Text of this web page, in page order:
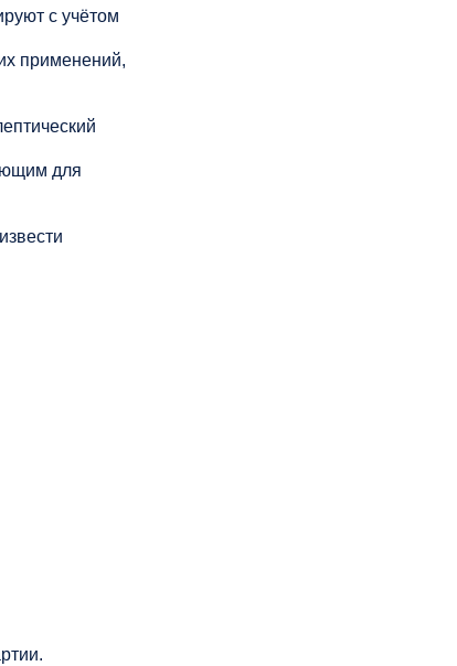
с учётом
применений,
для